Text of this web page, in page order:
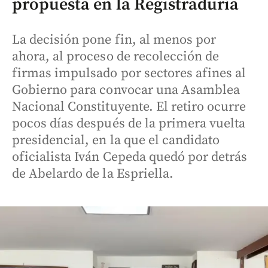
propuesta en la Registraduría
La decisión pone fin, al menos por
ahora, al proceso de recolección de
firmas impulsado por sectores afines al
Gobierno para convocar una Asamblea
Nacional Constituyente. El retiro ocurre
pocos días después de la primera vuelta
presidencial, en la que el candidato
oficialista Iván Cepeda quedó por detrás
de Abelardo de la Espriella.